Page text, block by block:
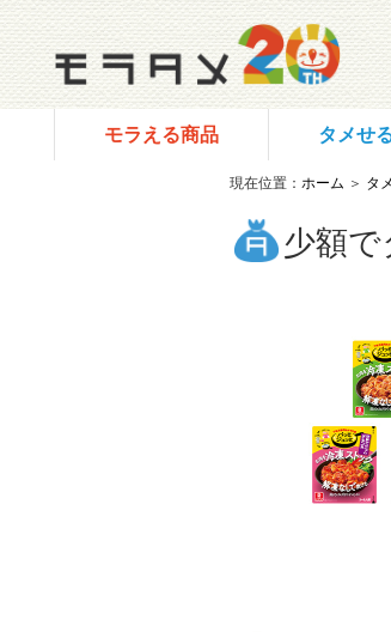
モラえる商品 タメせ
現在位置： ホーム ＞ タ
少額で